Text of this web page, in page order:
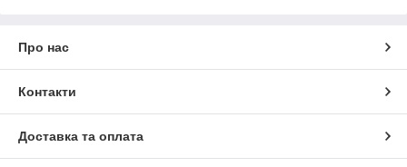
Про нас
Контакти
Доставка та оплата